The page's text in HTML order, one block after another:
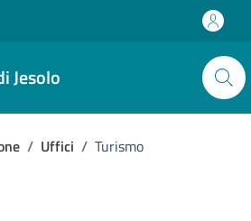
Jesolo
/ Uffici / Turismo